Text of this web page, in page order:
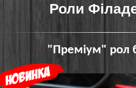
Роли
"Преміум" рол